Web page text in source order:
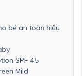
bé an toàn hiệu
SPF 45
Mild